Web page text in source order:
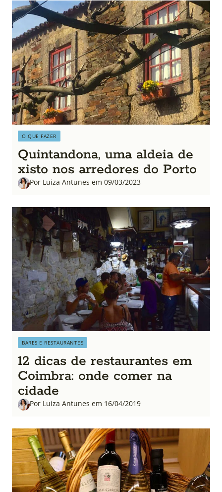
O QUE FAZER
Quintandona, uma aldeia de
xisto nos arredores do Porto
Por Luiza Antunes em 09/03/2023
BARES E RESTAURANTES
12 dicas de restaurantes em
Coimbra: onde comer na
cidade
Por Luiza Antunes em 16/04/2019